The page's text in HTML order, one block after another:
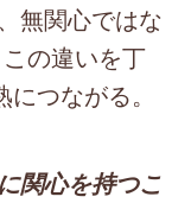
無関心ではな
の違いを丁
つながる。
関心を持つこ